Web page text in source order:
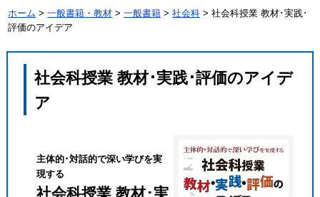
ホーム >一般書籍・教材 >一般書籍 >社会科 > 社会科授業 教材･実践･
評価のアイデア
社会科授業 教材･実践･評価のアイデ
ア
主体的･対話的で深い学びを実
現する
社会科授業 教材･実